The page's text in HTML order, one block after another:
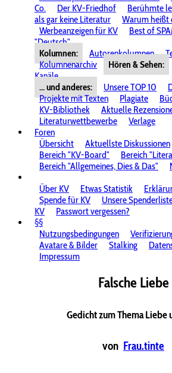
Co.
Der KV-Friedhof Berühmte
als gar keine Literatur
Warum heißt
Werbeanzeigen für KV
Best of
"Deutsch"
Kolumnen:
Autorenkolumnen
Kolumnenarchiv
Hören & Sehen:
Kanäle
... und anderes:
Unsere TOP 10
Projekte mit Texten
Plagiate
KV-Bibliothek
Aktuelle
Literaturwettbewerbe
Verlage
Foren
Übersicht
Aktuellste Diskussionen
Bereich "KV-Board"
Bereich
Bereich "Allgemeines, Dies & Das"
Über KV
Etwas Statistik
Spende für KV
Unsere
KV
Passwort vergessen?
§§
Nutzungsbedingungen
Avatare & Bilder
Stalking
Impressum
Falsche Liebe
Gedicht zum Thema Liebe
von Frau.tinte